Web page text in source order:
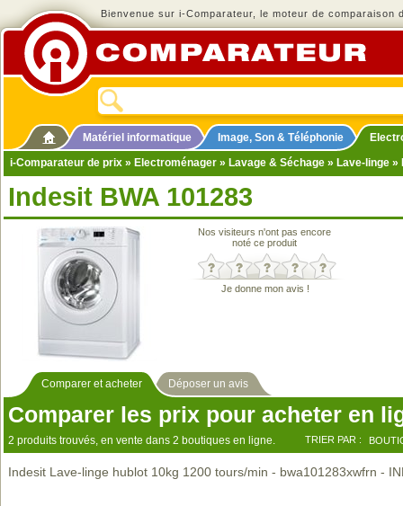
Bienvenue sur i-Comparateur, le moteur de comparaison
Matériel informatique Image, Son & Téléphonie
i-Comparateur de prix » Electroménager » Lavage & Séchage » Lave-linge »
Indesit BWA 101283
Nos visiteurs n'ont pas encore
noté ce produit
Je donne mon avis !
Comparer et acheter Déposer un avis
Comparer les prix pour acheter en
2 produits trouvés, en vente dans 2 boutiques en ligne. TRIER PAR :
Indesit Lave-linge hublot 10kg 1200 tours/min - bwa101283xwfrn -